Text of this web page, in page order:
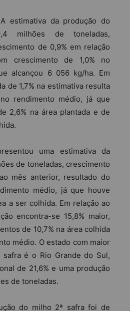
A estimativa da produção do
milhões de toneladas,
de 0,9% em relação
crescimento de 1,0% no
alcançou 6 056 kg/ha. Em
de 1,7% na estimativa resulta
rendimento médio, já que
2,6% na área plantada e de
uma estimativa da
de toneladas, crescimento
mês anterior, resultado do
médio, já que houve
a ser colhida. Em relação ao
encontra-se 15,8% maior,
de 10,7% na área colhida
médio. O estado com maior
safra é o Rio Grande do Sul,
de 21,6% e uma produção
de toneladas.
do milho 2ª safra foi de